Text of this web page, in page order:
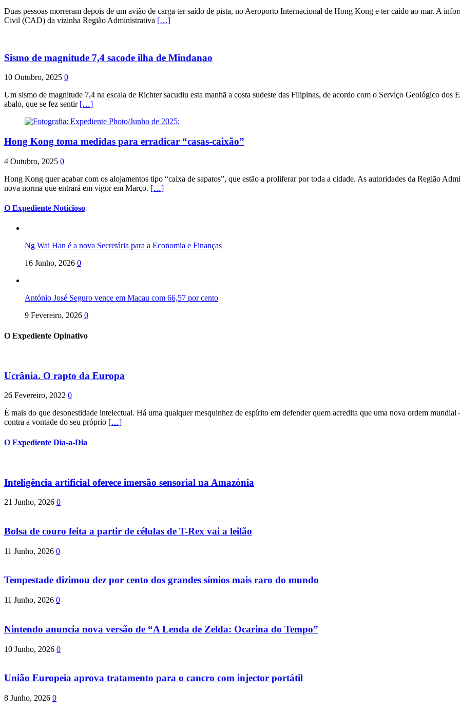
Duas pessoas morreram depois de um avião de carga ter saído de pista, no Aeroporto Internacional de Hong Kong e ter caído ao mar. A
Civil (CAD) da vizinha Região Administrativa […]
Sismo de magnitude 7,4 sacode ilha de Mindanao
10 Outubro, 2025 0
Um sismo de magnitude 7,4 na escala de Richter sacudiu esta manhã a costa sudeste das Filipinas, de acordo com o Serviço Geológico
abalo, que se fez sentir […]
Hong Kong toma medidas para erradicar “casas-caixão”
4 Outubro, 2025 0
Hong Kong quer acabar com os alojamentos tipo “caixa de sapatos”, que estão a proliferar por toda a cidade. As autoridades da Região
nova norma que entrará em vigor em Março. […]
O Expediente Noticioso
Ng Wai Han é a nova Secretária para a Economia e Finanças
16 Junho, 2026 0
António José Seguro vence em Macau com 66,57 por cento
9 Fevereiro, 2026 0
O Expediente Opinativo
Ucrânia. O rapto da Europa
26 Fevereiro, 2022 0
É mais do que desonestidade intelectual. Há uma qualquer mesquinhez de espírito em defender quem acredita que uma nova ordem
contra a vontade do seu próprio […]
O Expediente Dia-a-Dia
Inteligência artificial oferece imersão sensorial na Amazónia
21 Junho, 2026 0
Bolsa de couro feita a partir de células de T-Rex vai a leilão
11 Junho, 2026 0
Tempestade dizimou dez por cento dos grandes símios mais raro do mundo
11 Junho, 2026 0
Nintendo anuncia nova versão de “A Lenda de Zelda: Ocarina do Tempo”
10 Junho, 2026 0
União Europeia aprova tratamento para o cancro com injector portátil
8 Junho, 2026 0